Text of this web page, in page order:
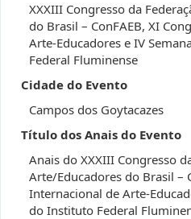
XXXIII Congresso da
do Brasil – ConFAEB, XI
Arte-Educadores e IV
Federal Fluminense
Cidade do Evento
Campos dos Goytacazes
Título dos Anais do Evento
Anais do XXXIII Congresso
Arte/Educadores do Brasil –
Internacional de Arte-
do Instituto Federal